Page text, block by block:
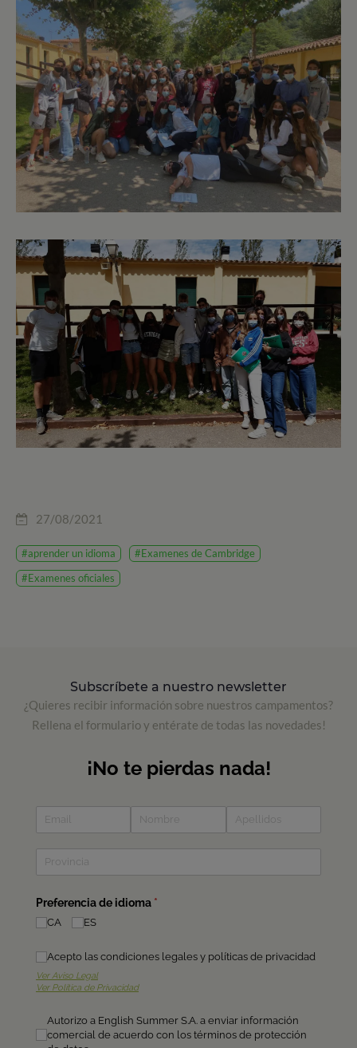
27/08/2021
#aprender un idioma
#Examenes de Cambridge
#Examenes oficiales
Subscríbete a nuestro newsletter
¿Quieres recibir información sobre nuestros campamentos?
Rellena el formulario y entérate de todas las novedades!